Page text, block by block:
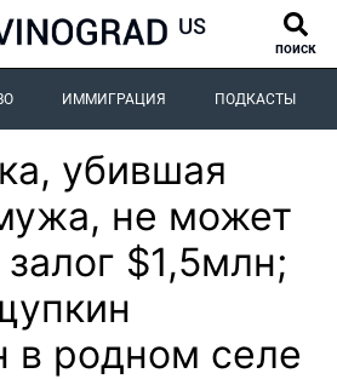
поиск
ИММИГРАЦИЯ ПОДКАСТЫ
убившая
не может
залог $1,5млн;
в родном селе